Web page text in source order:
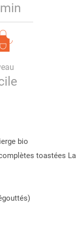
bio
toastées La